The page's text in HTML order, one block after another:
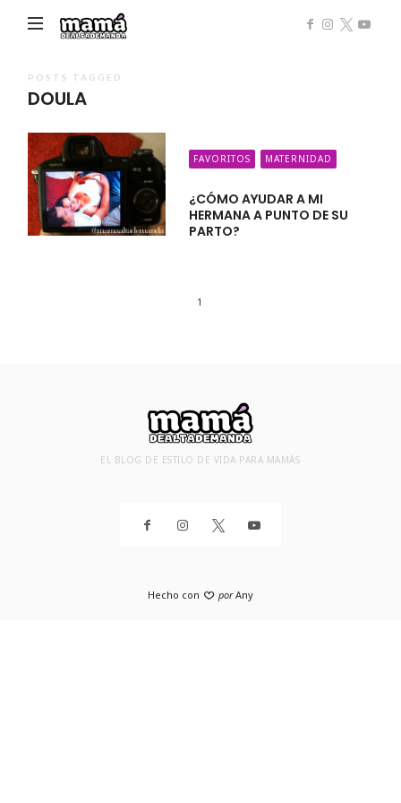
POSTS TAGGED
DOULA
FAVORITOS MATERNIDAD
¿CÓMO AYUDAR A MI
HERMANA A PUNTO DE SU
PARTO?
1
EL BLOG DE ESTILO DE VIDA PARA MAMÁS
Hecho con porAny